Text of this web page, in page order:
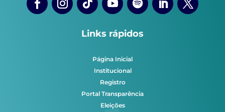
Links rápidos
Página Inicial
Institucional
Registro
Portal Transparência
Eleições